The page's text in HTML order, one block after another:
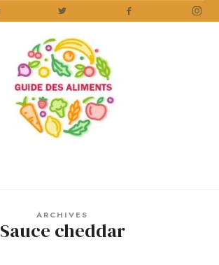
Aliments
ARCHIVES
Sauce cheddar